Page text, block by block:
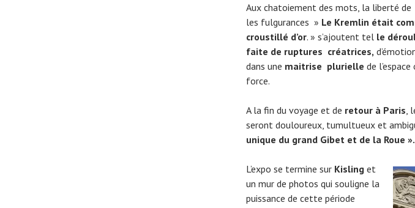
Aux chatoiement des mots, la liberté
les fulgurances » Le Kremlin était
croustillé d’or. » s’ajoutent tel le
faite de ruptures créatrices,
dans une maitrise plurielle de l’espace
force.
A la fin du voyage et de retour à Paris
seront douloureux, tumultueux et
unique du grand Gibet et de la Roue ».
L’expo se termine sur Kisling et
un mur de photos qui souligne la
puissance de cette période